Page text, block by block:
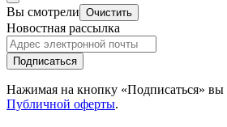
Вы смотрели Очистить
Новостная рассылка
Подписаться
Нажимая на кнопку «Подписаться» вы
Публичной оферты.